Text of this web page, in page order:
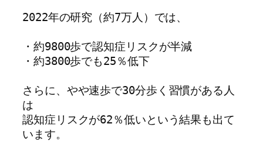
2022年の研究（約7万人）では、
・約9800歩で認知症リスクが半減
・約3800歩でも25％低下
さらに、やや速歩で30分歩く習慣がある人
は
認知症リスクが62％低いという結果も出て
います。